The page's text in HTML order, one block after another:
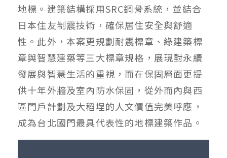
地標。建築結構採用SRC鋼骨系統，並結合
日本住友制震技術，確保居住安全與舒適
性。此外，本案更規劃耐震標章、綠建築標
章與智慧建築等三大標章規格，展現對永續
發展與智慧生活的重視，而在保固層面更提
供十年外牆及室內防水保固，從外而內與西
區門戶計劃及大稻埕的人文價值完美呼應，
成為台北國門最具代表性的地標建築作品。